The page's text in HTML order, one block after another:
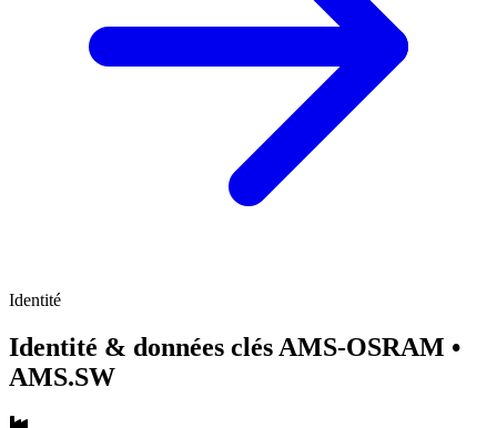
Identité
Identité & données clés AMS-OSRAM •
AMS.SW